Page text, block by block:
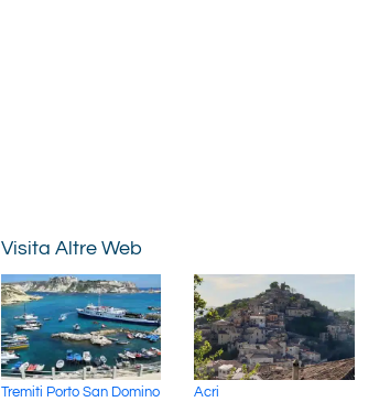
Visita Altre Web
Tremiti Porto San Domino Acri